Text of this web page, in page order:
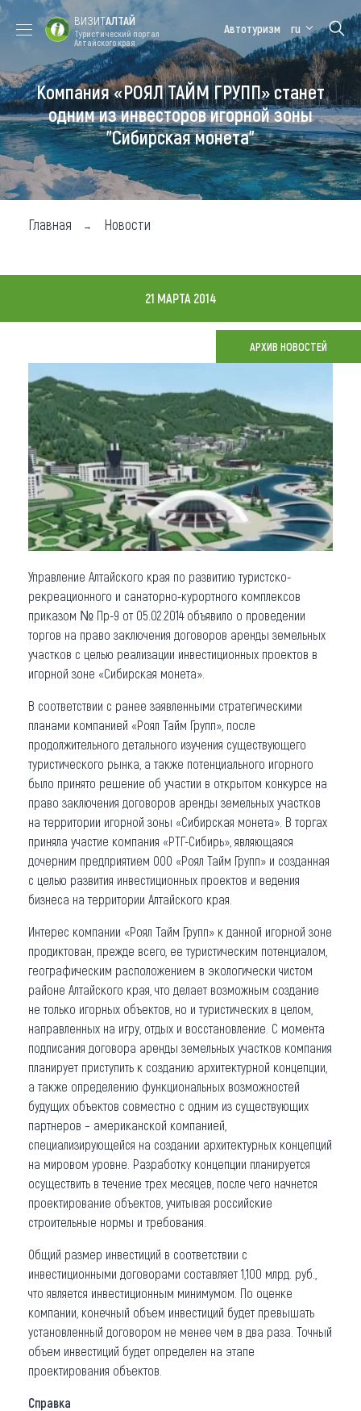
Форум VISIT
ALTAI
Цветение
маральника
Медицинский
форум
Алтайская
зимовка
Туры
Где побывать
Чем заняться
Карта
Что привезти (сувениры)
О регионе
Коллекция впечатлений
Другие рубрики
ВИЗИТАЛТАЙ
Туристический портал
Алтайского края
Автотуризм ru
Компания «РОЯЛ ТАЙМ ГРУПП» станет
одним из инвесторов игорной зоны
"Сибирская монета"
Главная Новости
21 МАРТА 2014
АРХИВ НОВОСТЕЙ
Управление Алтайского края по развитию туристско-
рекреационного и санаторно-курортного комплексов
приказом № Пр-9 от 05.02.2014 объявило о проведении
торгов на право заключения договоров аренды земельных
участков с целью реализации инвестиционных проектов в
игорной зоне «Сибирская монета».
В соответствии с ранее заявленными стратегическими
планами компанией «Роял Тайм Групп», после
продолжительного детального изучения существующего
туристического рынка, а также потенциального игорного
было принято решение об участии в открытом конкурсе на
право заключения договоров аренды земельных участков
на территории игорной зоны «Сибирская монета». В торгах
приняла участие компания «РТГ-Сибирь», являющаяся
дочерним предприятием ООО «Роял Тайм Групп» и созданная
с целью развития инвестиционных проектов и ведения
бизнеса на территории Алтайского края.
Интерес компании «Роял Тайм Групп» к данной игорной зоне
продиктован, прежде всего, ее туристическим потенциалом,
географическим расположением в экологически чистом
районе Алтайского края, что делает возможным создание
не только игорных объектов, но и туристических в целом,
направленных на игру, отдых и восстановление. С момента
подписания договора аренды земельных участков компания
планирует приступить к созданию архитектурной концепции,
а также определению функциональных возможностей
будущих объектов совместно с одним из существующих
партнеров – американской компанией,
специализирующейся на создании архитектурных концепций
на мировом уровне. Разработку концепции планируется
осуществить в течение трех месяцев, после чего начнется
проектирование объектов, учитывая российские
строительные нормы и требования.
Общий размер инвестиций в соответствии с
инвестиционными договорами составляет 1,100 млрд. руб.,
что является инвестиционным минимумом. По оценке
компании, конечный объем инвестиций будет превышать
установленный договором не менее чем в два раза. Точный
объем инвестиций будет определен на этапе
проектирования объектов.
Справка